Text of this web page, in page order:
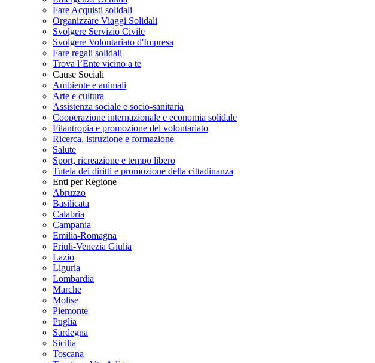
Fare Acquisti solidali
Organizzare Viaggi Solidali
Svolgere Servizio Civile
Svolgere Volontariato d'Impresa
Fare regali solidali
Trova l’Ente vicino a te
Cause Sociali
Ambiente e animali
Arte e cultura
Assistenza sociale e socio-sanitaria
Cooperazione internazionale e economia solidale
Filantropia e promozione del volontariato
Ricerca, istruzione e formazione
Salute
Sport, ricreazione e tempo libero
Tutela dei diritti e promozione della cittadinanza
Enti per Regione
Abruzzo
Basilicata
Calabria
Campania
Emilia-Romagna
Friuli-Venezia Giulia
Lazio
Liguria
Lombardia
Marche
Molise
Piemonte
Puglia
Sardegna
Sicilia
Toscana